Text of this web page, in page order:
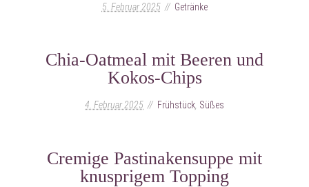
5. Februar 2025 Getränke
Chia-Oatmeal mit Beeren und
Kokos-Chips
4. Februar 2025 Frühstück Süßes
Cremige Pastinakensuppe mit
knusprigem Topping